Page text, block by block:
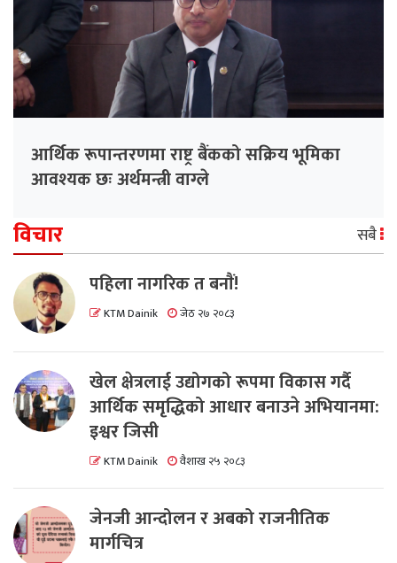
आर्थिक रूपान्तरणमा राष्ट्र बैंकको सक्रिय भूमिका
आवश्यक छः अर्थमन्त्री वाग्ले
विचार सबै
पहिला नागरिक त बनाैं!
KTM Dainik जेठ २७ २०८३
खेल क्षेत्रलाई उद्योगको रूपमा विकास गर्दै
आर्थिक समृद्धिको आधार बनाउने अभियानमा:
इश्वर जिसी
KTM Dainik वैशाख २५ २०८३
जेनजी आन्दोलन र अबको राजनीतिक
मार्गचित्र